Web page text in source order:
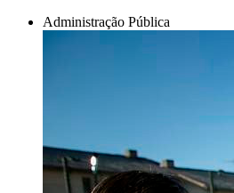
Administração Pública